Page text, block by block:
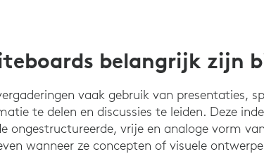
belangrijk zijn
vaak gebruik van presentaties,
te delen en discussies te leiden. Deze
ongestructureerde, vrije en analoge vorm
wanneer ze concepten of visuele